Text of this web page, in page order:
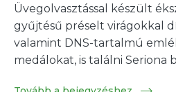
Üvegolvasztással készült
gyűjtésű préselt virágokkal
valamint DNS-tartalmú
medálokat, is találni Seriona